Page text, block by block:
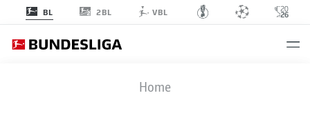
BL 2BL VBL
Home